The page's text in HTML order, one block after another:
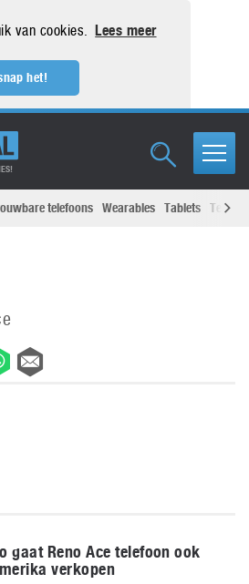
van cookies. Lees meer
het!
telefoons Wearables Tablets
gaat Reno Ace telefoon ook
verkopen